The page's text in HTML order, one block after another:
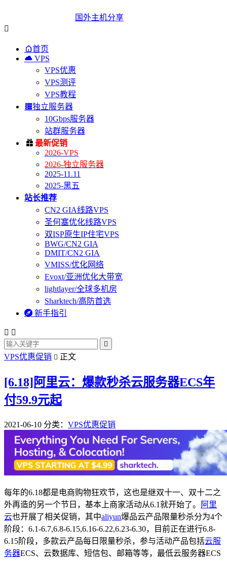
国外主机分享

首页
 VPS
VPS优惠
VPS测评
VPS教程
独立服务器
10Gbps服务器
站群服务器
 最新促销
2026-VPS
2026-独立服务器
2025-11.11
2025-黑五
站长推荐
CN2 GIA线路VPS
圣何塞优化线路VPS
双ISP原生IP住宅VPS
BWG/CN2 GIA
DMIT/CN2 GIA
VMISS/优化网络
Evoxt/亚洲优化大带宽
lightlayer/全球多机房
Sharktech/高防首选
 新手指引
 

VPS优惠促销  正文
[6.18]阿里云：爆款秒杀云服务器ECS年
付59.9元起
2021-06-10 分类： VPS优惠促销
每年的6.18都是电商购物狂欢节，这也是继双十一、双十二之
外再造的另一个节日，基本上商家活动从6.1就开始了。
阿里
云也开展了相关促销，其中aliyun爆品云产品限量秒杀分为4个
阶段：6.1-6.7,6.8-6.15,6.16-6.22,6.23-6.30，目前正在进行6.8-
6.15阶段，多款云产品每日限量秒杀，参与活动产品包括云服
务器ECS、云数据库、短信包、邮箱等等，最低云服务器ECS